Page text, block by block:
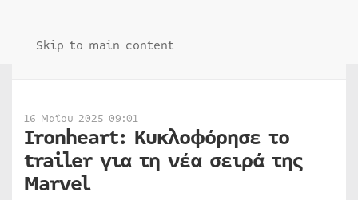
Skip to main content
16 Μαΐου 2025 09:01
Ironheart: Κυκλοφόρησε το
trailer για τη νέα σειρά της
Marvel